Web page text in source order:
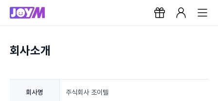
회사소개
회사명 주식회사 조이텔